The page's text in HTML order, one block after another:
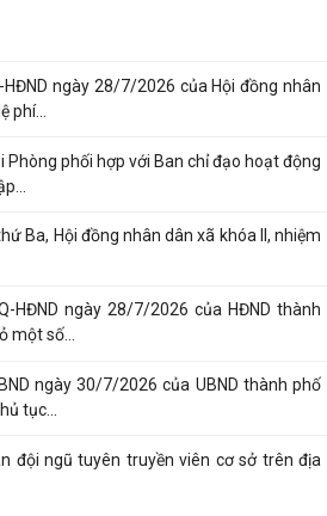
Văn bản...
các hoạt động trước khi ngừng hoạt động
ngày 28/7/2026 của Hội đồng nhân
Phòng phối hợp với Ban chỉ đạo hoạt động
Ba, Hội đồng nhân dân xã khóa II, nhiệm
HĐND ngày 28/7/2026 của HĐND thành
một số...
ngày 30/7/2026 của UBND thành phố
tục...